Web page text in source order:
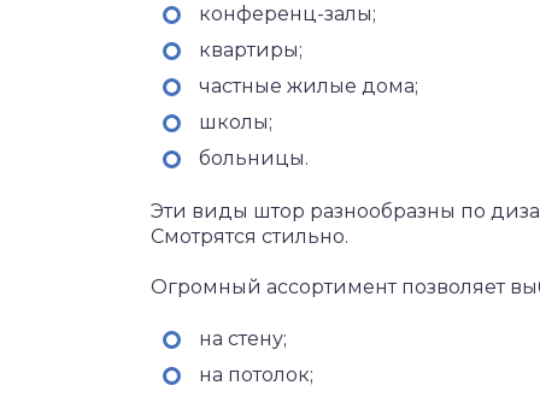
конференц-залы;
квартиры;
частные жилые дома;
школы;
больницы.
Эти виды штор разнообразны по
Смотрятся стильно.
Огромный ассортимент позволяет
на стену;
на потолок;